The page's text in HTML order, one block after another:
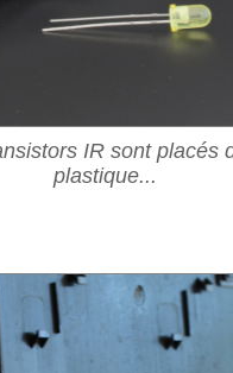
IR sont placés
plastique...